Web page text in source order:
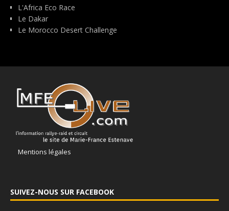
L'Africa Eco Race
Le Dakar
Le Morocco Desert Challenge
Mentions légales
SUIVEZ-NOUS SUR FACEBOOK